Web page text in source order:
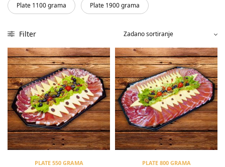
Plate 1100 grama Plate 1900 grama
Filter
PLATE 550 GRAMA PLATE 800 GRAMA